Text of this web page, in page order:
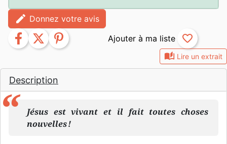
auto_stories Lire un extrait
Description
Jésus est vivant et il fait toutes choses
nouvelles !
edit Donnez votre avis
facebook twitter pinterest favorite_border